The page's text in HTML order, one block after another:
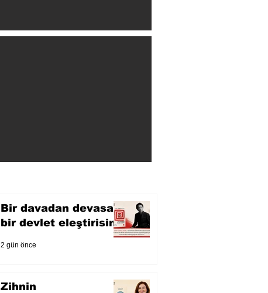
Bir davadan devasa
bir devlet eleştirisine
2 gün önce
Zihnin